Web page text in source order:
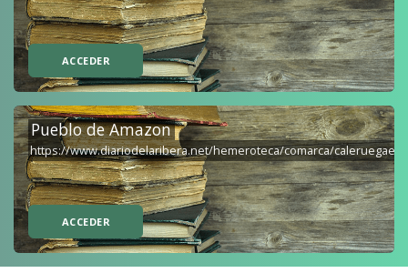
ACCEDER
Pueblo de Amazon
https://www.diariodelaribera.net/hemeroteca/comarca/
ACCEDER